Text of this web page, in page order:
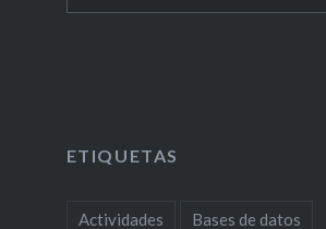
ETIQUETAS
Actividades Bases de datos